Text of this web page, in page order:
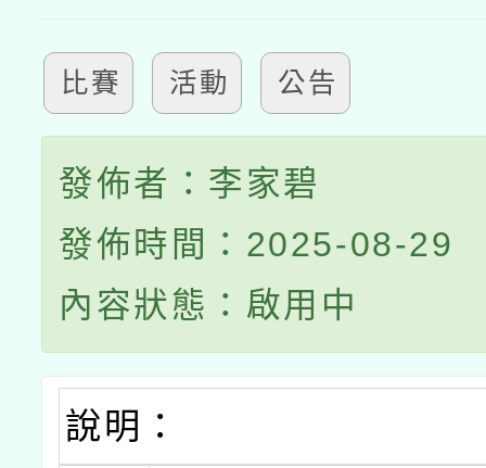
比賽 活動 公告
發佈者：李家碧
發佈時間：2025-08-29
內容狀態：啟用中
說明：